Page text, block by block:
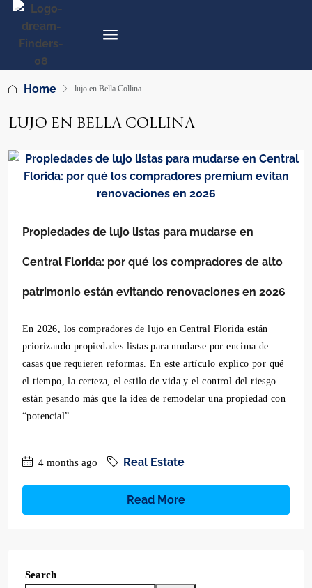
Home lujo en Bella Collina
LUJO EN BELLA COLLINA
Propiedades de lujo listas para mudarse en
Central Florida: por qué los compradores de alto
patrimonio están evitando renovaciones en 2026
En 2026, los compradores de lujo en Central Florida están
priorizando propiedades listas para mudarse por encima de
casas que requieren reformas. En este artículo explico por qué
el tiempo, la certeza, el estilo de vida y el control del riesgo
están pesando más que la idea de remodelar una propiedad con
“potencial”.
4 months ago Real Estate
Read More
Search